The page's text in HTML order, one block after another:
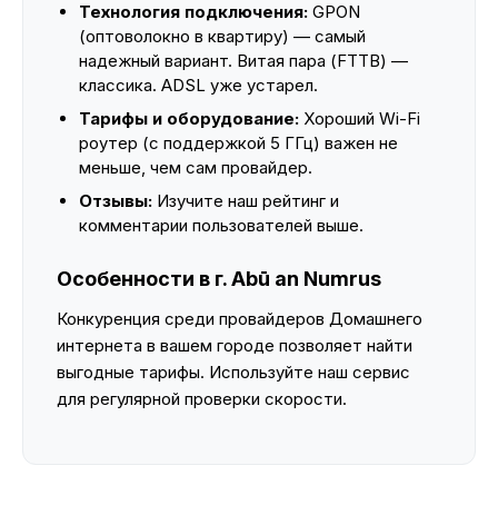
Технология подключения: GPON
(оптоволокно в квартиру) — самый
надежный вариант. Витая пара (FTTB) —
классика. ADSL уже устарел.
Тарифы и оборудование: Хороший Wi-Fi
роутер (с поддержкой 5 ГГц) важен не
меньше, чем сам провайдер.
Отзывы: Изучите наш рейтинг и
комментарии пользователей выше.
Особенности в г. Abū an Numrus
Конкуренция среди провайдеров Домашнего
интернета в вашем городе позволяет найти
выгодные тарифы. Используйте наш сервис
для регулярной проверки скорости.